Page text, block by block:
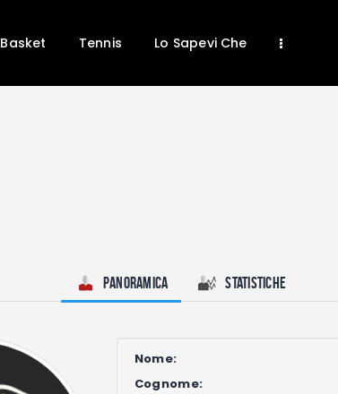
Basket Tennis Lo Sapevi Che
News
Panoramica Statistiche
Nome:
Cognome: